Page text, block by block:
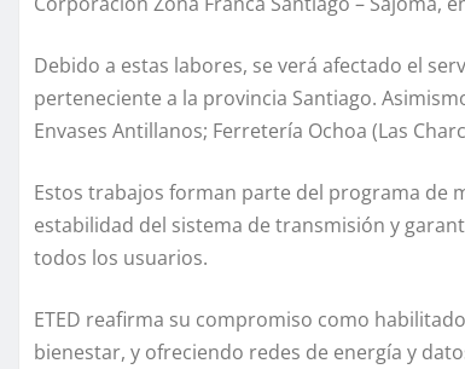
Debido a estas labores, se verá afectado el
perteneciente a la provincia Santiago.
Envases Antillanos; Ferretería Ochoa (Las
Estos trabajos forman parte del programa de
estabilidad del sistema de transmisión y
todos los usuarios.
ETED reafirma su compromiso como
bienestar, y ofreciendo redes de energía y